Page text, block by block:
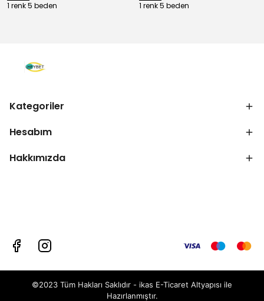
1 renk 5 beden 1 renk 5 beden
Kategoriler
Hesabım
Hakkımızda
©2023 Tüm Hakları Saklıdır - ikas E-Ticaret Altyapısı ile
Hazırlanmıştır.